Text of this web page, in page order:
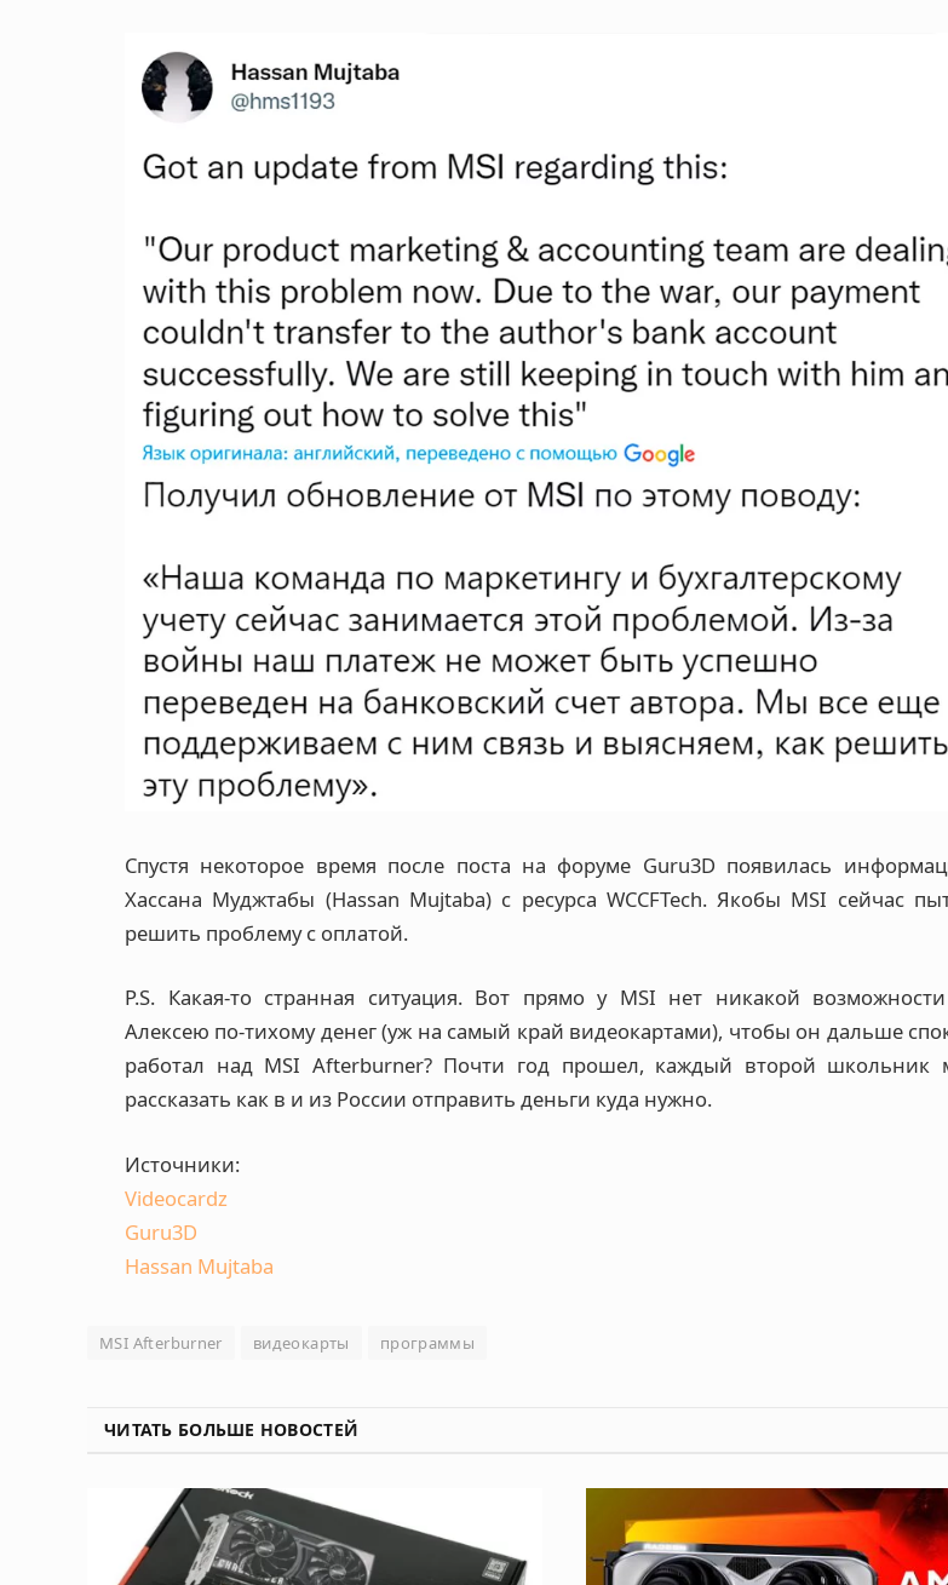
Спустя некоторое время после поста на форуме Guru3D появилась
Хассана Муджтабы (Hassan Mujtaba) с ресурса WCCFTech. Якобы MSI сейчас
решить проблему с оплатой.
P.S. Какая-то странная ситуация. Вот прямо у MSI нет никакой
Алексею по-тихому денег (уж на самый край видеокартами), чтобы он дальше
работал над MSI Afterburner? Почти год прошел, каждый второй школьник
рассказать как в и из России отправить деньги куда нужно.
Источники:
Videocardz
Guru3D
Hassan Mujtaba
MSI Afterburner видеокарты программы
ЧИТАТЬ БОЛЬШЕ НОВОСТЕЙ